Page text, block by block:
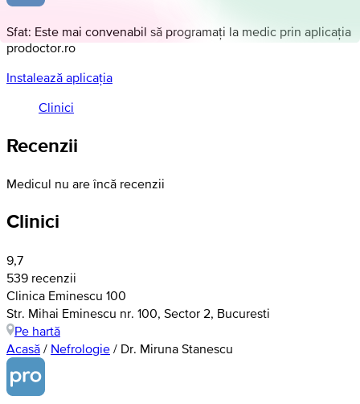
Sfat: Este mai convenabil să programați la medic prin aplicația
prodoctor.ro
Instalează aplicația
Clinici
Recenzii
Medicul nu are încă recenzii
Clinici
9,7
539 recenzii
Clinica Eminescu 100
Str. Mihai Eminescu nr. 100, Sector 2, Bucuresti
Pe hartă
Acasă / Nefrologie / Dr. Miruna Stanescu